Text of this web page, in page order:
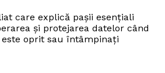
care explică pașii esențiali
și protejarea datelor când
este oprit sau întâmpinați